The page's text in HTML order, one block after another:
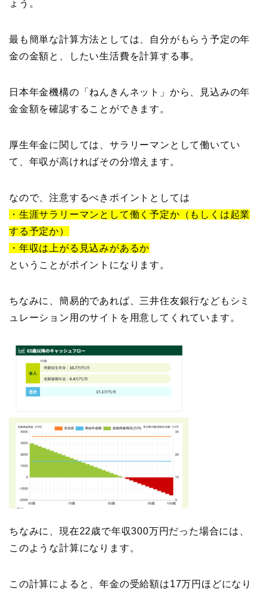
ょう。
最も簡単な計算方法としては、自分がもらう予定の年
金の金額と、したい生活費を計算する事。
日本年金機構の「ねんきんネット」から、見込みの年
金金額を確認することができます。
厚生年金に関しては、サラリーマンとして働いてい
て、年収が高ければその分増えます。
なので、注意するべきポイントとしては
・生涯サラリーマンとして働く予定か（もしくは起業
する予定か）
・年収は上がる見込みがあるか
ということがポイントになります。
ちなみに、簡易的であれば、三井住友銀行などもシミ
ュレーション用のサイトを用意してくれています。
ちなみに、現在22歳で年収300万円だった場合には、
このような計算になります。
この計算によると、年金の受給額は17万円ほどになり